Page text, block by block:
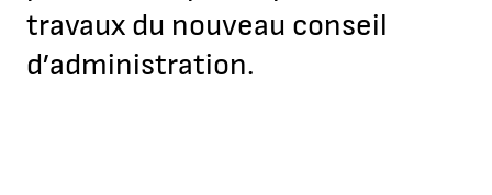
travaux du nouveau conseil
d’administration.